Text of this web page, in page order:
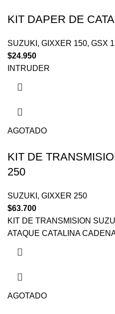
KIT DAPER DE
SUZUKI , GIXXER 150, GSX
$24.950
INTRUDER
AGOTADO
KIT DE
250
SUZUKI , GIXXER 250
$63.700
KIT DE TRANSMISION
ATAQUE CATALINA
AGOTADO